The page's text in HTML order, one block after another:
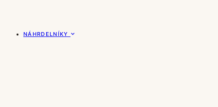
NÁHRDELNÍKY